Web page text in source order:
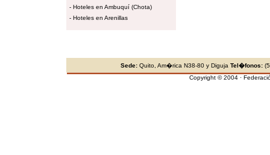
- Hoteles en Ambuquí (Chota)
- Hoteles en Arenillas
Sede: Quito, Am�rica N38-80 y Diguja Tel�fonos:
Copyright © 2004 ·